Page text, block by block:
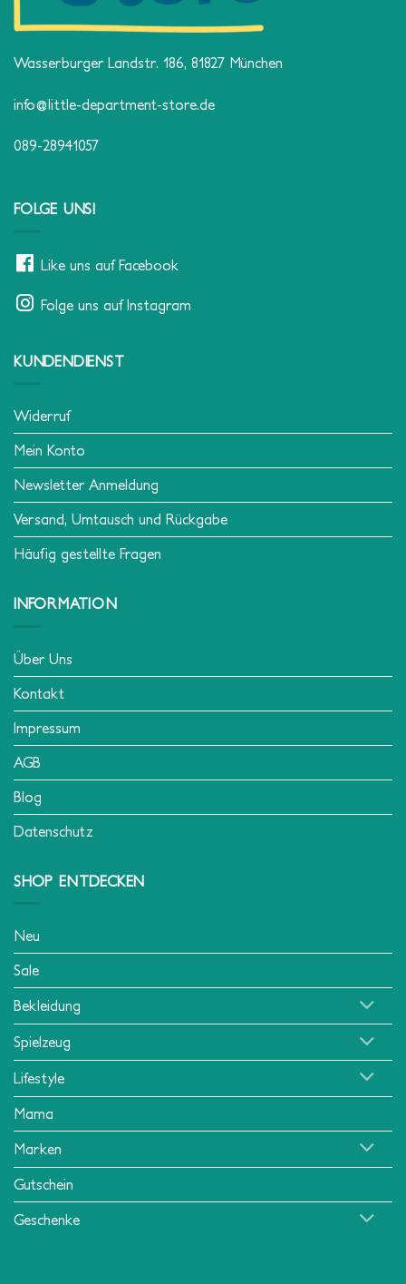
Wasserburger Landstr. 186, 81827 München
info@little-department-store.de
089-28941057
FOLGE UNS!
Like uns auf Facebook
Folge uns auf Instagram
KUNDENDIENST
Widerruf
Mein Konto
Newsletter Anmeldung
Versand, Umtausch und Rückgabe
Häufig gestellte Fragen
INFORMATION
Über Uns
Kontakt
Impressum
AGB
Blog
Datenschutz
SHOP ENTDECKEN
Neu
Sale
Bekleidung
Spielzeug
Lifestyle
Mama
Marken
Gutschein
Geschenke